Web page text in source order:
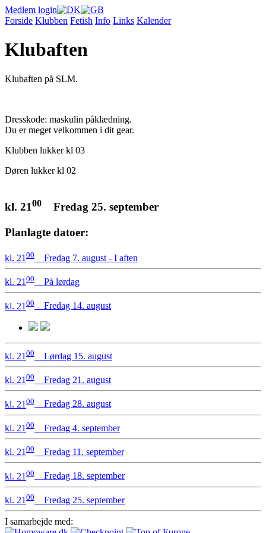
Medlem login
Forside Klubben Fetish Info Links Kalender
Klubaften
Klubaften på SLM.
Dresskode: maskulin påklædning.
Du er meget velkommen i dit gear.
Klubben lukker kl 03
Døren lukker kl 02
kl. 2100 Fredag 25. september
Planlagte datoer:
kl. 21 00 Fredag 7. august - I aften
kl. 2100 På lørdag
kl. 21 00 Fredag 14. august
kl. 21 00 Lørdag 15. august
kl. 2100 Fredag 21. august
kl. 21 00 Fredag 28. august
kl. 21 00 Fredag 4. september
kl. 2100 Fredag 11. september
kl. 21 00 Fredag 18. september
kl. 21 00 Fredag 25. september
I samarbejde med: